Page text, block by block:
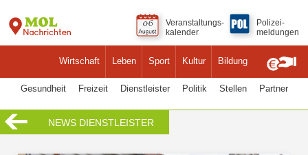
Wirtschaft Leben Sport Kultur Bildung
Veranstaltungs-
kalender
Polizei-
meldungen
Gesundheit Freizeit Dienstleister Politik Stellen Partner
NEWS DIENSTLEISTER